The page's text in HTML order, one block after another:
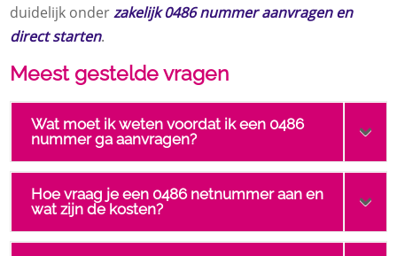
duidelijk onderzakelijk 0486 nummer aanvragen en
direct starten.
Meest gestelde vragen
Wat moet ik weten voordat ik een 0486
nummer ga aanvragen?
Hoe vraag je een 0486 netnummer aan en
wat zijn de kosten?